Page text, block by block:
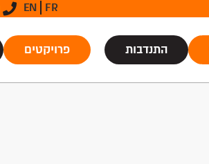
EN FR
התנדבות פרויקטים